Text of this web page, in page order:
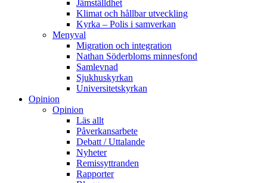
Jämställdhet
Klimat och hållbar utveckling
Kyrka – Polis i samverkan
Menyval
Migration och integration
Nathan Söderbloms minnesfond
Samlevnad
Sjukhuskyrkan
Universitetskyrkan
Opinion
Opinion
Läs allt
Påverkansarbete
Debatt / Uttalande
Nyheter
Remissyttranden
Rapporter